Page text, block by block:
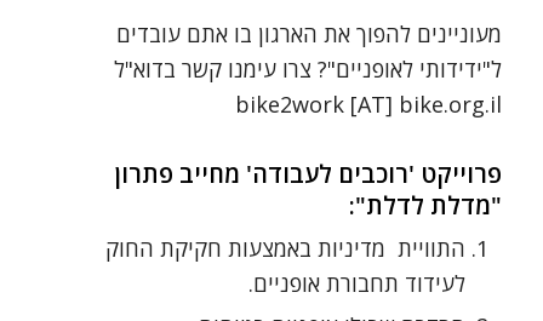
מעוניינים להפוך את הארגון בו אתם עובדים
ל"ידידותי לאופניים"? צרו עימנו קשר בדוא"ל
bike2work [AT] bike.org.il
פרוייקט 'רוכבים לעבודה' מחייב פתרון
"מדלת לדלת":
התוויית מדיניות באמצעות חקיקת החוק
לעידוד תחבורת אופניים.